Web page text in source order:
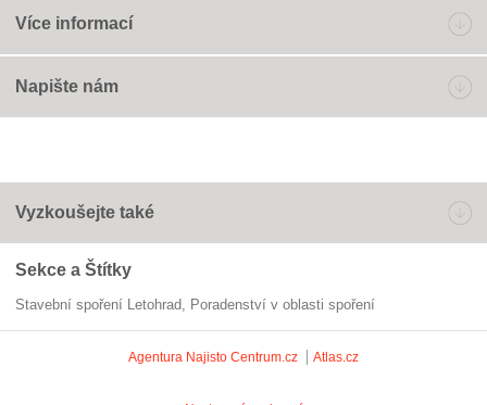
Více informací
Napište nám
Vyzkoušejte také
Sekce a Štítky
Stavební spoření Letohrad poradenství v oblasti spoření
Agentura Najisto Centrum.cz Atlas.cz